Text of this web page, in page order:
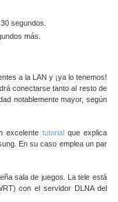
segundos.
más.
a la LAN y ¡ya lo tenemos!
conectarse tanto al resto de
notablemente mayor, según
excelentetutorial que explica
En su caso emplea un par
sala de juegos. La tele está
con el servidor DLNA del